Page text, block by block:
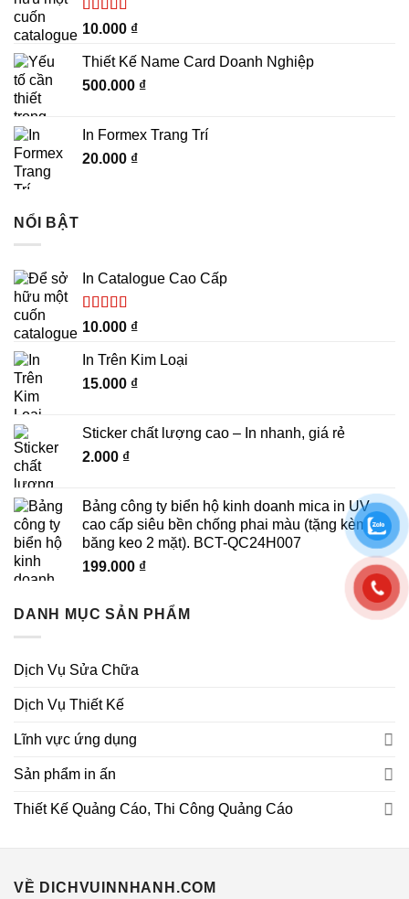
Được xếp
sao
10.000 ₫
Thiết Kế Name Card Doanh Nghiệp
500.000 ₫
In Formex Trang Trí
20.000 ₫
NỔI BẬT
In Catalogue Cao Cấp
Được xếp
sao
10.000 ₫
In Trên Kim Loại
15.000 ₫
Sticker chất lượng cao – In nhanh, giá rẻ
2.000 ₫
Bảng công ty biển hộ kinh doanh mica in UV
cao cấp siêu bền chống phai màu (tặng kèm
băng keo 2 mặt). BCT-QC24H007
199.000 ₫
DANH MỤC SẢN PHẨM
Dịch Vụ Sửa Chữa
Dịch Vụ Thiết Kế
Lĩnh vực ứng dụng
Sản phẩm in ấn
Thiết Kế Quảng Cáo, Thi Công Quảng Cáo
VỀ DICHVUINNHANH.COM